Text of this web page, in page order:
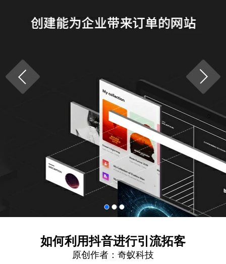
如何利用抖音进行引流拓客
原创作者： 奇蚁科技